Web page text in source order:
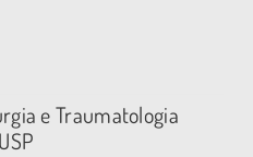
e Traumatologia